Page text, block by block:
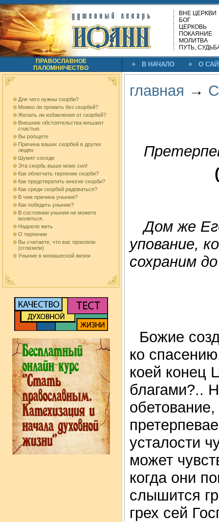
ВНЕ ЦЕРКВИ
БОГ
ЦЕРКОВЬ
ПОКАЯНИЕ
МОЛИТВА
ПУТЬ,
ПРАВОСЛАВНОЕ
ПАЛОМНИЧЕСТВО
В НАЧАЛО О
Для чего нужны скорби?
Можно ли прожить без скорбей?
Желать ли избавления от скорбей?
Внешние обстоятельства мешают
счастью.
Вы ропщете
Причина ваших скорбей в других
людях
Шумят соседи
Эта скорбь выше моих сил!
Как облегчить терпение скорби?
Как предотвратить многие скорби?
Как среди скорбей радоваться?
В чем причина уныния?
Как победить уныние?
В состоянии уныния не можете
молиться.
Надоело жить
О терпении
Вы считаете, что вас прокляли
(сглазили)
Уныние в монашеской жизни
главная →
Дом же
упование,
сохраним
Божие
ко
коей конец
благами?..
усталости
может
когда они
слышится
грех сей